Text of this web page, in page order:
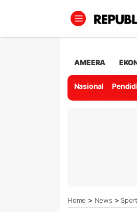
AMEERA
Nasional
Home > News > Sport